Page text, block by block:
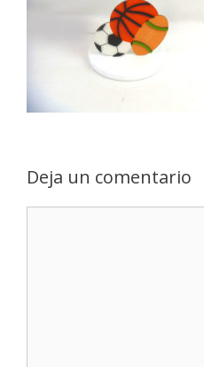
Deja un comentario